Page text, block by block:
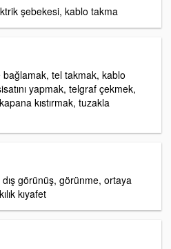
şebekesi, kablo takma
tel takmak, kablo
yapmak, telgraf çekmek,
kıstırmak, tuzakla
görünüş, görünme, ortaya
kıyafet